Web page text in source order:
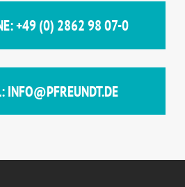
+49 (0) 2862 98 07-0
INFO@PFREUNDT.DE